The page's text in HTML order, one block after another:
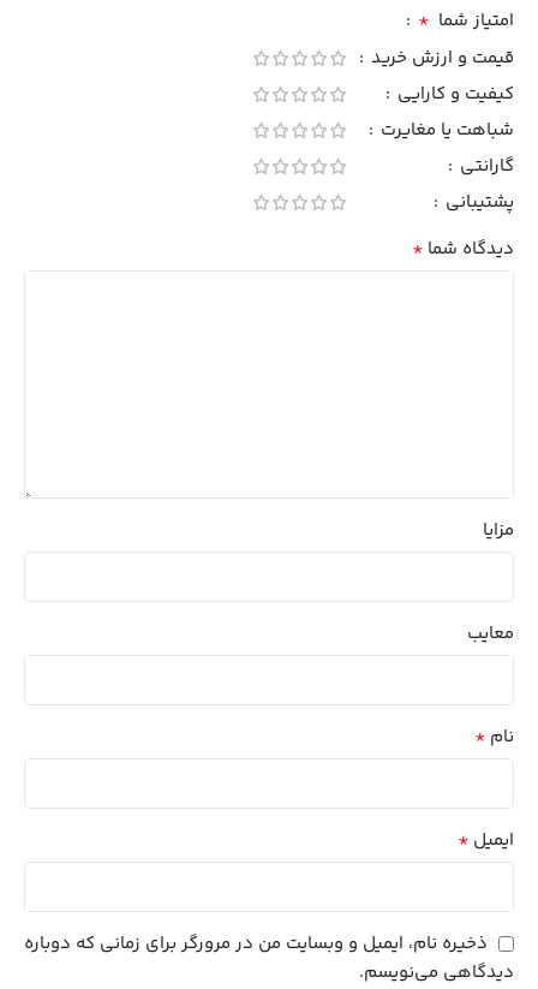
امتیاز شما *
قیمت و ارزش خرید
کیفیت و کارایی
شباهت یا مغایرت
گارانتی
پشتیبانی
دیدگاه شما *
مزایا
معایب
نام *
ایمیل *
ذخیره نام، ایمیل و وبسایت من در مرورگر برای زمانی که دوباره
دیدگاهی می‌نویسم.